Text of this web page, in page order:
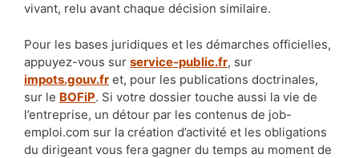
vivant, relu avant chaque décision similaire.
Pour les bases juridiques et les démarches officielles,
appuyez-vous sur service-public.fr, sur
impots.gouv.fr et, pour les publications doctrinales,
sur le BOFiP. Si votre dossier touche aussi la vie de
l’entreprise, un détour par les contenus de job-
emploi.com sur la création d’activité et les obligations
du dirigeant vous fera gagner du temps au moment de